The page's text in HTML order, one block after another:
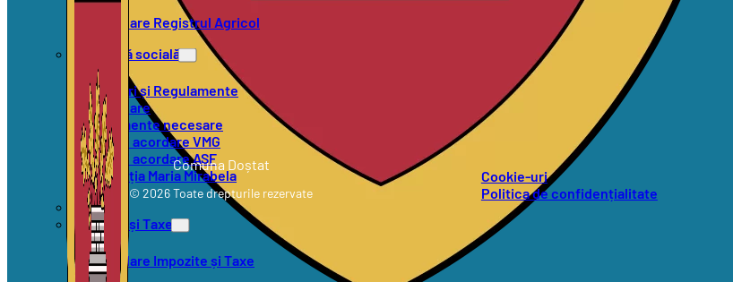
Formulare Registrul Agricol
Asistență socială
Hotărâri și Regulamente
Formulare
Documente necesare
Criterii acordare VMG
Criterii acordare ASF
Asociația Maria Mirabela
SVSU
Impozite și Taxe
Formulare Impozite și Taxe
Comuna Doștat
© 2026 Toate drepturile rezervate
Cookie-uri
Politica de confidențialitate